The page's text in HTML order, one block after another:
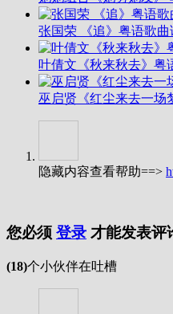
张国荣 《追》粤语歌曲
叶倩文《秋来秋去》粤
巫启贤《红尘来去一场
隐藏内容查看帮助==>
您必须 登录 才能发表评
(18)个小伙伴在吐槽